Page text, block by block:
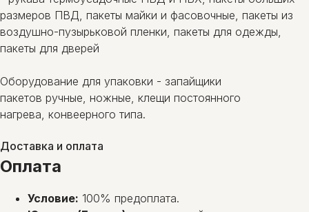
размеров ПВД, пакеты майки и фасовочные, пакеты из
воздушно-пузырьковой пленки, пакеты для одежды,
пакеты для дверей
Оборудование для упаковки - запайщики
пакетов ручные, ножные, клещи постоянного
нагрева, конвеерного типа.
Доставка и оплата
Оплата
Условие: 100% предоплата.